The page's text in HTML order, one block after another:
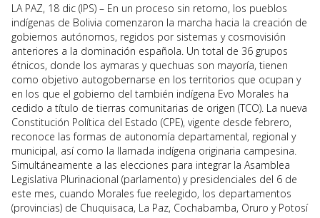
LA PAZ, 18 dic (IPS) – En un proceso sin retorno, los pueblos
indígenas de Bolivia comenzaron la marcha hacia la creación de
gobiernos autónomos, regidos por sistemas y cosmovisión
anteriores a la dominación española. Un total de 36 grupos
étnicos, donde los aymaras y quechuas son mayoría, tienen
como objetivo autogobernarse en los territorios que ocupan y
en los que el gobierno del también indígena Evo Morales ha
cedido a título de tierras comunitarias de origen (TCO). La nueva
Constitución Política del Estado (CPE), vigente desde febrero,
reconoce las formas de autonomía departamental, regional y
municipal, así como la llamada indígena originaria campesina.
Simultáneamente a las elecciones para integrar la Asamblea
Legislativa Plurinacional (parlamento) y presidenciales del 6 de
este mes, cuando Morales fue reelegido, los departamentos
(provincias) de Chuquisaca, La Paz, Cochabamba, Oruro y Potosí